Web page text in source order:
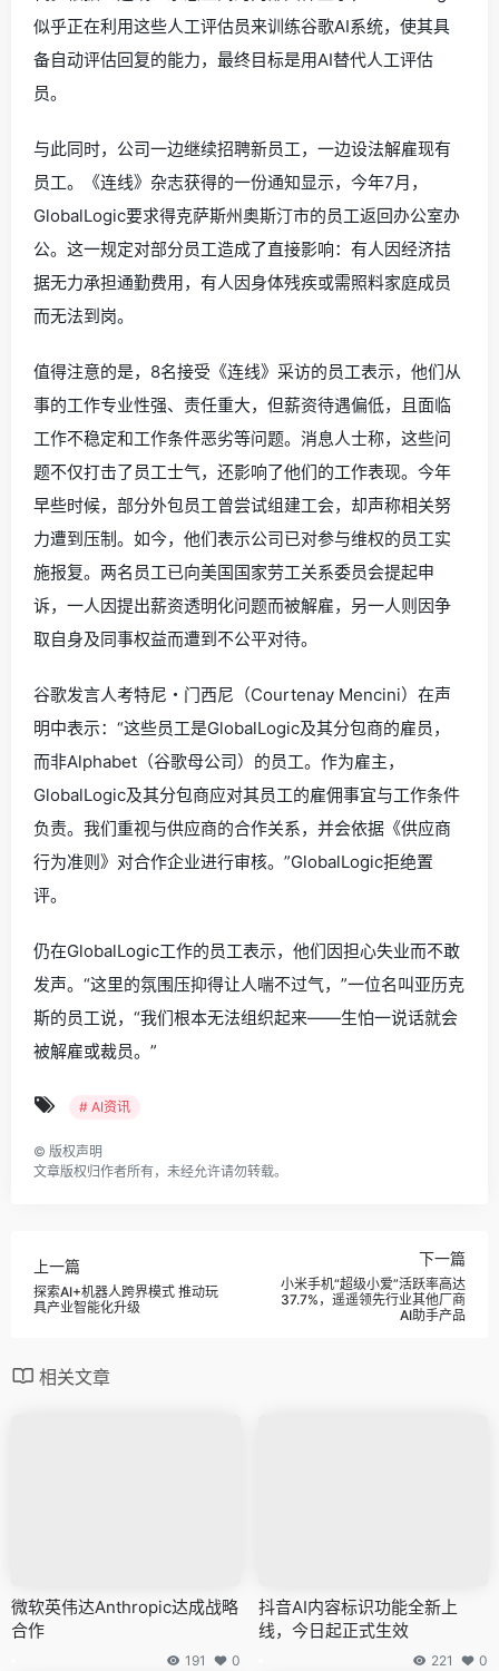
似乎正在利用这些人工评估员来训练谷歌AI系统，使其具
备自动评估回复的能力，最终目标是用AI替代人工评估
员。
与此同时，公司一边继续招聘新员工，一边设法解雇现有
员工。《连线》杂志获得的一份通知显示，今年7月，
GlobalLogic要求得克萨斯州奥斯汀市的员工返回办公室办
公。这一规定对部分员工造成了直接影响：有人因经济拮
据无力承担通勤费用，有人因身体残疾或需照料家庭成员
而无法到岗。
值得注意的是，8名接受《连线》采访的员工表示，他们从
事的工作专业性强、责任重大，但薪资待遇偏低，且面临
工作不稳定和工作条件恶劣等问题。消息人士称，这些问
题不仅打击了员工士气，还影响了他们的工作表现。今年
早些时候，部分外包员工曾尝试组建工会，却声称相关努
力遭到压制。如今，他们表示公司已对参与维权的员工实
施报复。两名员工已向美国国家劳工关系委员会提起申
诉，一人因提出薪资透明化问题而被解雇，另一人则因争
取自身及同事权益而遭到不公平对待。
谷歌发言人考特尼・门西尼（Courtenay Mencini）在声
明中表示：“这些员工是GlobalLogic及其分包商的雇员，
而非Alphabet（谷歌母公司）的员工。作为雇主，
GlobalLogic及其分包商应对其员工的雇佣事宜与工作条件
负责。我们重视与供应商的合作关系，并会依据《供应商
行为准则》对合作企业进行审核。”GlobalLogic拒绝置
评。
仍在GlobalLogic工作的员工表示，他们因担心失业而不敢
发声。“这里的氛围压抑得让人喘不过气，”一位名叫亚历克
斯的员工说，“我们根本无法组织起来——生怕一说话就会
被解雇或裁员。”
# AI资讯
© 版权声明
文章版权归作者所有，未经允许请勿转载。
上一篇
探索AI+机器人跨界模式 推动玩
具产业智能化升级
下一篇
小米手机“超级小爱”活跃率高达
37.7%，遥遥领先行业其他厂商
AI助手产品
相关文章
微软英伟达Anthropic达成战略
合作
191 0
抖音AI内容标识功能全新上
线，今日起正式生效
221 0